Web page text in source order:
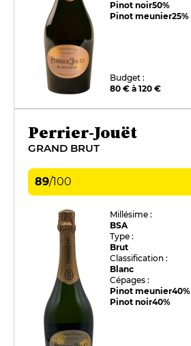
Pinot noir50%
Pinot meunier25%
Budget :
80 € à 120 €
Perrier-Jouët
GRAND BRUT
89/100
Millésime :
BSA
Type :
Brut
Classification :
Blanc
Cépages :
Pinot meunier40%
Pinot noir40%